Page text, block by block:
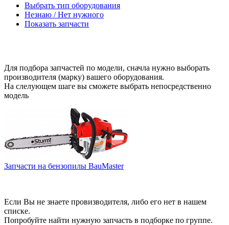
Выбрать тип оборудования
Незнаю / Нет нужного
Показать запчасти
Для подбора запчастей по модели, сначла нужно выборать
производителя (марку) вашего оборудования.
На слелующем шаге вы сможете выбрать непосредственно
модель
Запчасти на бензопилы BauMaster
Если Вы не знаете провизводителя, либо его нет в нашем
списке.
Попробуйте найти нужную запчасть в подборке по группе.